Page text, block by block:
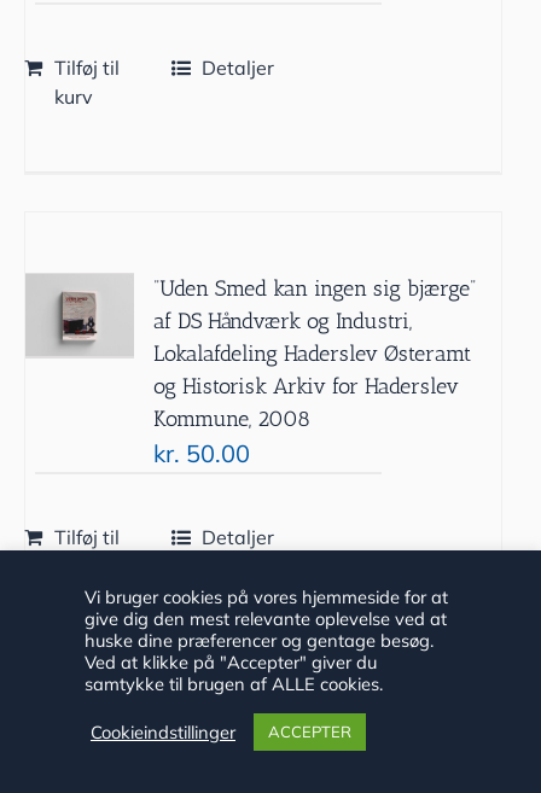
Tilføj til
kurv
Detaljer
”Uden Smed kan ingen sig bjærge”
af DS Håndværk og Industri,
Lokalafdeling Haderslev Østeramt
og Historisk Arkiv for Haderslev
Kommune, 2008
kr. 50.00
Tilføj til
Detaljer
”Hertug Hans Skole –
Vi bruger cookies på vores hjemmeside for at
give dig den mest relevante oplevelse ved at
huske dine præferencer og gentage besøg.
Ved at klikke på "Accepter" giver du
samtykke til brugen af ALLE cookies.
Cookieindstillinger ACCEPTER